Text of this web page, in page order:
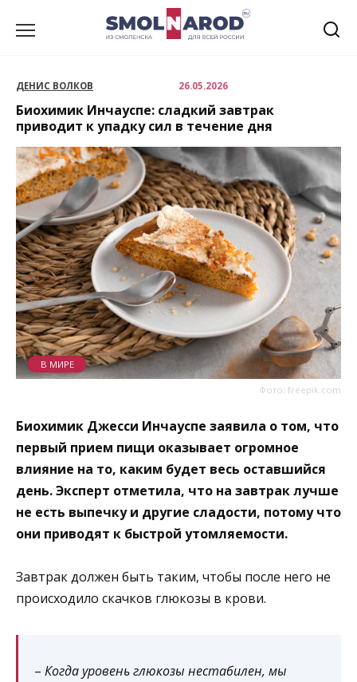
ДЕНИС ВОЛКОВ 26.05.2026
Биохимик Инчауспе: сладкий завтрак
приводит к упадку сил в течение дня
Фото: freepik.com
В МИРЕ
Биохимик Джесси Инчауспе заявила о том, что
первый прием пищи оказывает огромное
влияние на то, каким будет весь оставшийся
день. Эксперт отметила, что на завтрак лучше
не есть выпечку и другие сладости, потому что
они приводят к быстрой утомляемости.
Завтрак должен быть таким, чтобы после него не
происходило скачков глюкозы в крови.
– Когда уровень глюкозы нестабилен, мы